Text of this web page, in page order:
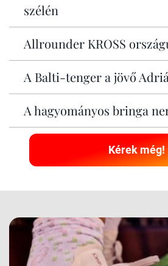
szélén
Allrounder KROSS
A Balti-tenger a jövő
A hagyományos bringa
Kérek még!